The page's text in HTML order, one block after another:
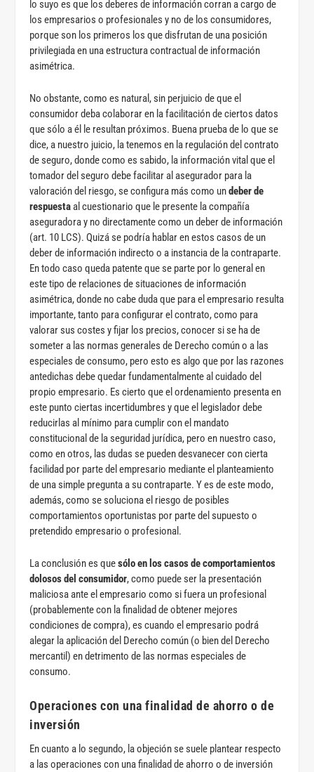
lo suyo es que los deberes de información corran a cargo de
los empresarios o profesionales y no de los consumidores,
porque son los primeros los que disfrutan de una posición
privilegiada en una estructura contractual de información
asimétrica.
No obstante, como es natural, sin perjuicio de que el
consumidor deba colaborar en la facilitación de ciertos datos
que sólo a él le resultan próximos. Buena prueba de lo que se
dice, a nuestro juicio, la tenemos en la regulación del contrato
de seguro, donde como es sabido, la información vital que el
tomador del seguro debe facilitar al asegurador para la
valoración del riesgo, se configura más como undeber de
respuestaal cuestionario que le presente la compañía
aseguradora y no directamente como un deber de información
(art. 10 LCS). Quizá se podría hablar en estos casos de un
deber de información indirecto o a instancia de la contraparte.
En todo caso queda patente que se parte por lo general en
este tipo de relaciones de situaciones de información
asimétrica, donde no cabe duda que para el empresario resulta
importante, tanto para configurar el contrato, como para
valorar sus costes y fijar los precios, conocer si se ha de
someter a las normas generales de Derecho común o a las
especiales de consumo, pero esto es algo que por las razones
antedichas debe quedar fundamentalmente al cuidado del
propio empresario. Es cierto que el ordenamiento presenta en
este punto ciertas incertidumbres y que el legislador debe
reducirlas al mínimo para cumplir con el mandato
constitucional de la seguridad jurídica, pero en nuestro caso,
como en otros, las dudas se pueden desvanecer con cierta
facilidad por parte del empresario mediante el planteamiento
de una simple pregunta a su contraparte. Y es de este modo,
además, como se soluciona el riesgo de posibles
comportamientos oportunistas por parte del supuesto o
pretendido empresario o profesional.
La conclusión es quesólo en los casos de comportamientos
dolosos del consumidor, como puede ser la presentación
maliciosa ante el empresario como si fuera un profesional
(probablemente con la finalidad de obtener mejores
condiciones de compra), es cuando el empresario podrá
alegar la aplicación del Derecho común (o bien del Derecho
mercantil) en detrimento de las normas especiales de
consumo.
Operaciones con una finalidad de ahorro o de
inversión
En cuanto a lo segundo, la objeción se suele plantear respecto
a las operaciones con una finalidad de ahorro o de inversión